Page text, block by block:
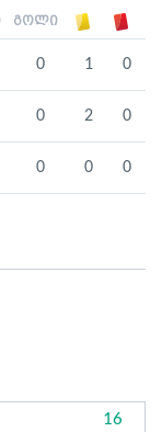
გოლი
0 1 0
0 2 0
0 0 0
16